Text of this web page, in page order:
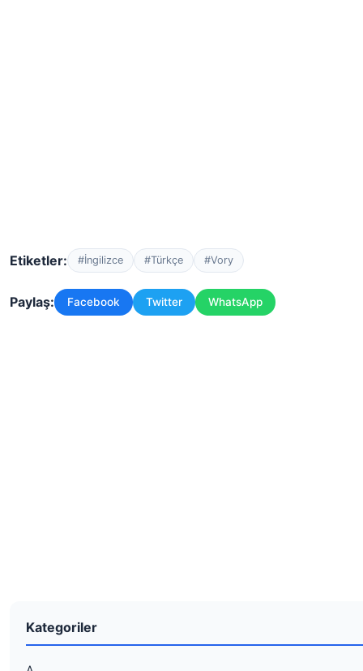
Etiketler: #İngilizce #Türkçe #Vory
Paylaş: Facebook Twitter WhatsApp
Kategoriler